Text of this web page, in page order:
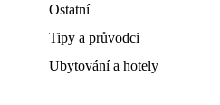
Ostatní
Tipy a průvodci
Ubytování a hotely